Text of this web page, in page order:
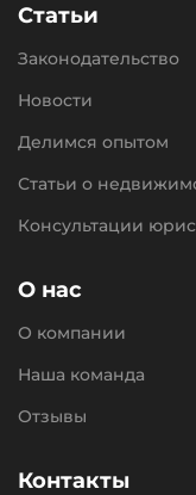
Статьи
Законодательство
Новости
Делимся опытом
Статьи о
Консультации
О нас
О компании
Наша команда
Отзывы
Контакты